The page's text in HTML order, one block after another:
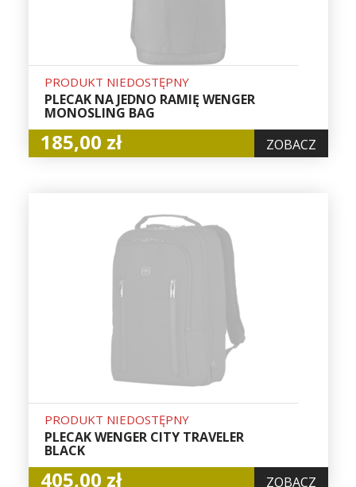
PRODUKT NIEDOSTĘPNY
PLECAK NA JEDNO RAMIĘ WENGER
MONOSLING BAG
185,00 zł ZOBACZ
PRODUKT NIEDOSTĘPNY
PLECAK WENGER CITY TRAVELER
BLACK
405,00 zł ZOBACZ